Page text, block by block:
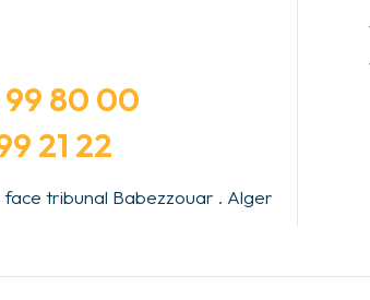
99 80 00
21 22
face tribunal Babezzouar . Alger